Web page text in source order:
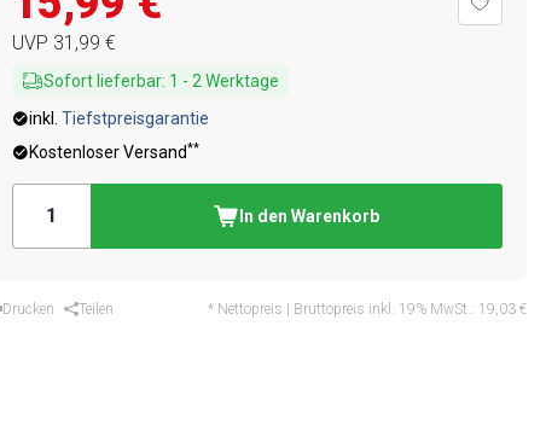
UVP 31,99 €
Sofort lieferbar: 1 - 2 Werktage
inkl. Tiefstpreisgarantie
Kostenloser Versand**
In den Warenkorb
Drucken Teilen * Nettopreis | Bruttopreis inkl. 19% MwSt.: 19,03 €